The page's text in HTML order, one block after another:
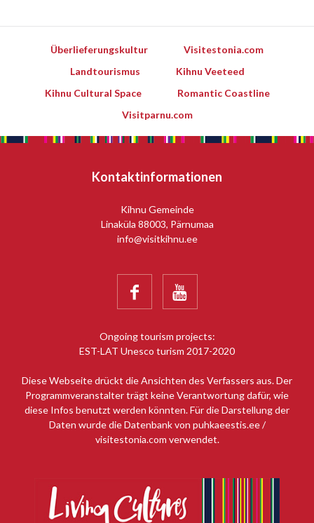
Überlieferungskultur
Visitestonia.com
Landtourismus
Kihnu Veeteed
Kihnu Cultural Space
Romantic Coastline
Visitparnu.com
Kontaktinformationen
Kihnu Gemeinde
Linaküla 88003, Pärnumaa
info@visitkihnu.ee
 
Ongoing tourism projects:
EST-LAT Unesco turism 2017-2020
Diese Webseite drückt die Ansichten des Verfassers aus. Der
Programmveranstalter trägt keine Verantwortung dafür, wie
diese Infos benutzt werden könnten. Für die Darstellung der
Daten wurde die Datenbank von puhkaeestis.ee /
visitestonia.com verwendet.